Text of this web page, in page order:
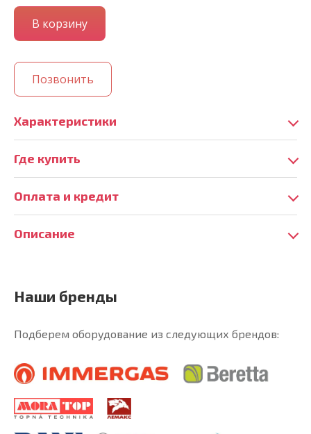
Позвонить
Характеристики
Где купить
Оплата и кредит
Описание
Наши бренды
Подберем оборудование из следующих брендов: